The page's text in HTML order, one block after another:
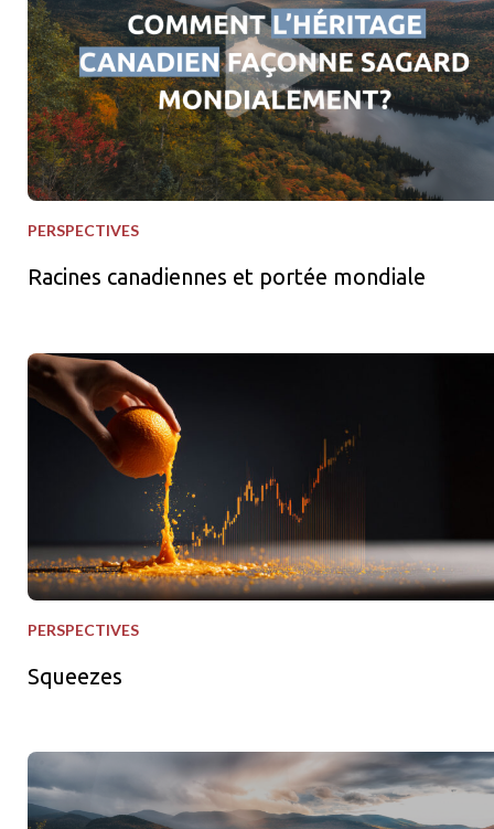
PERSPECTIVES
Racines canadiennes et portée mondiale
Squeezes
PERSPECTIVES
Squeezes
Nos valeurs en action